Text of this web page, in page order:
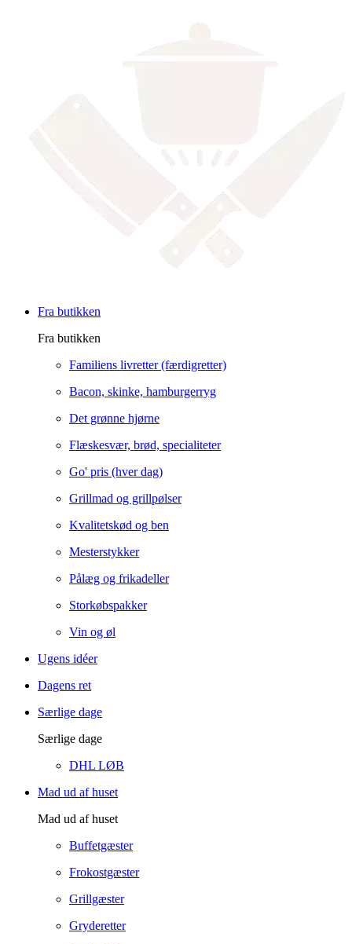
Fra butikken
Fra butikken
Familiens livretter (færdigretter)
Bacon, skinke, hamburgerryg
Det grønne hjørne
Flæskesvær, brød, specialiteter
Go' pris (hver dag)
Grillmad og grillpølser
Kvalitetskød og ben
Mesterstykker
Pålæg og frikadeller
Storkøbspakker
Vin og øl
Ugens idéer
Dagens ret
Særlige dage
Særlige dage
DHL LØB
Mad ud af huset
Mad ud af huset
Buffetgæster
Frokostgæster
Grillgæster
Gryderetter